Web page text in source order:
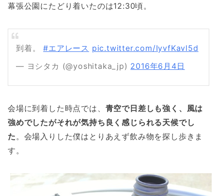
幕張公園にたどり着いたのは12:30頃。
到着。#エアレース pic.twitter.com/IyvfKavl5d
— ヨシタカ (@yoshitaka_jp) 2016年6月4日
会場に到着した時点では、 青空で日差しも強く、風は
強めでしたがそれが気持ち良く感じられる天候でし
た 。会場入りした僕はとりあえず飲み物を探し歩きま
す。